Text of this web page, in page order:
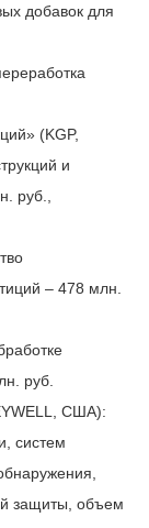
добавок для
(KGP,
и
руб.,
– 478 млн.
руб.
США):
систем
защиты, объем